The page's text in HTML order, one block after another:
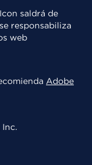
saldrá de
responsabiliza
web
Adobe